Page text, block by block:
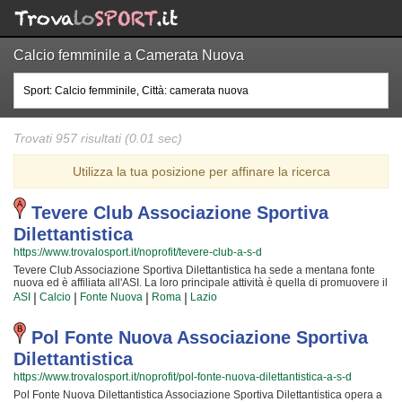
Calcio femminile a Camerata Nuova
Trovati 957 risultati (0.01 sec)
Utilizza la tua posizione per affinare la ricerca
Tevere Club Associazione Sportiva
Dilettantistica
https://www.trovalosport.it/noprofit/tevere-club-a-s-d
Tevere Club Associazione Sportiva Dilettantistica ha sede a mentana fonte
nuova ed è affiliata all'ASI. La loro principale attività è quella di promuovere il
calcio proponendo corsi rivolti a bambini e ragazzi. Tevere Club
Associazione Sportiva Dilettantistica è radicata nella comunità di mentana
fonte nuova ha educato generazioni di atleti, accompagnandoli in tutto il
percorso di crescita e di maturazione tipico degli sport di squadra. I loro
istruttori di calcio sono tra i più esperti e qualificati della zona e sono
sicuramente i più adatti a sviluppare il talento dei bambini che iniziano a
giocare e dei ragazzi che vogliono raggiungere livelli di eccellenza. Per
questo motivo Tevere Club Associazione Sportiva Dilettantistica sarà
contenta di accogliere anche tuo figlio all'interno dell'associazione, perché
ASI | Calcio | Fonte Nuova | Roma | Lazio
Pol Fonte Nuova Associazione Sportiva
Dilettantistica
https://www.trovalosport.it/noprofit/pol-fonte-nuova-dilettantistica-a-s-d
Pol Fonte Nuova Dilettantistica Associazione Sportiva Dilettantistica opera a